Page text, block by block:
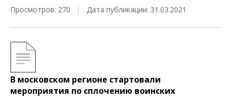
Просмотров: 270
Дата публикации: 31.03.2021
В московском регионе стартовали
мероприятия по сплочению воинских